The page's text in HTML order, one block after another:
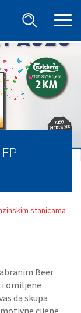
stanicama
Beer
omiljene
da skupa
cijene